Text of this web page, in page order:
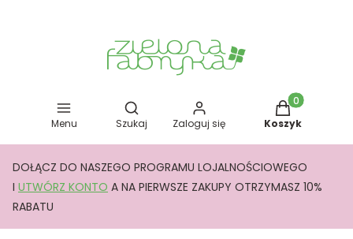
Menu
Otwórz wyszukiwarkę
Szukaj Zaloguj się
Produkty w
Koszyk
DOŁĄCZ DO NASZEGO PROGRAMU LOJALNOŚCIOWEGO
I UTWÓRZ KONTO A NA PIERWSZE ZAKUPY OTRZYMASZ 10%
RABATU